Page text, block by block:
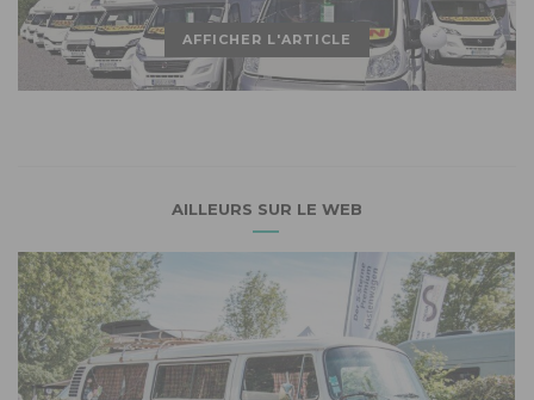
AFFICHER L'ARTICLE
AILLEURS SUR LE WEB